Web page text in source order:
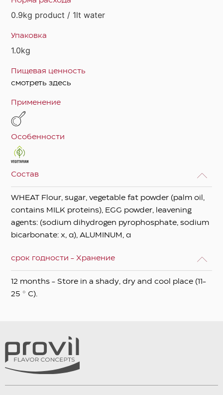
0.9kg product / 1lt water
Упаковка
1.0kg
Пищевая ценность
смотреть здесь
Применение
Особенности
Состав
WHEAT Flour, sugar, vegetable fat powder (palm oil,
contains MILK proteins), EGG powder, leavening
agents: (sodium dihydrogen pyrophosphate, sodium
bicarbonate: x, α), ALUMINUM, α
срок годности - Хранение
12 months - Store in a shady, dry and cool place (11-
25 ° C).